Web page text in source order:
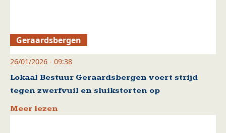
Geraardsbergen
26/01/2026 - 09:38
Lokaal Bestuur Geraardsbergen voert strijd
tegen zwerfvuil en sluikstorten op
Meer lezen